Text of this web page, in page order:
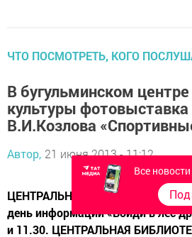
ЧТО ПОСМОТРЕТЬ, КОГО
В бугульминском
культуры фотовыставка
В.И.Козлова
Автор, 21 июня 2013 - 11:12
ЦЕНТРАЛЬНАЯ ДЕТСКАЯ
день информации «Войди в лес
и 11.30. ЦЕНТРАЛЬНАЯ
Все